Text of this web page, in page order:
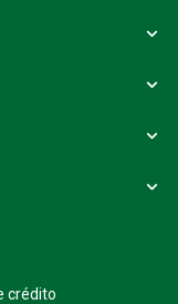
crédito